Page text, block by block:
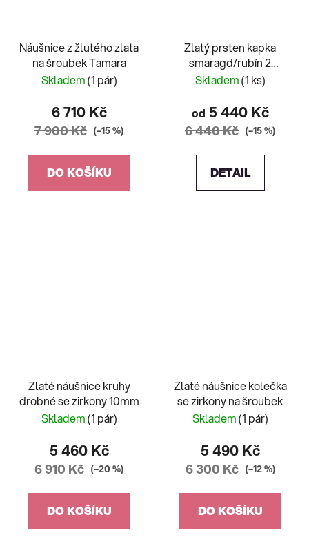
Náušnice z žlutého zlata
na šroubek Tamara
Skladem(1 pár)
6 710 Kč
7 900 Kč (–15 %)
DO KOŠÍKU
Zlatý prsten kapka
smaragd/rubín 2
varianty
Skladem(1 ks)
od 5 440 Kč
6 440 Kč (–15 %)
DETAIL
Zlaté náušnice kruhy
drobné se zirkony 10mm
Skladem(1 pár)
5 460 Kč
6 910 Kč (–20 %)
DO KOŠÍKU
Zlaté náušnice kolečka
se zirkony na šroubek
Skladem(1 pár)
5 490 Kč
6 300 Kč (–12 %)
DO KOŠÍKU